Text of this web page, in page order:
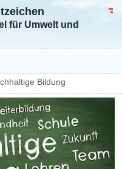
für Umwelt und
Bildung